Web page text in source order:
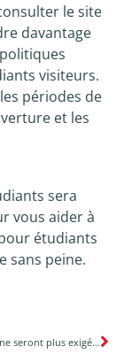
le site
davantage
visiteurs.
périodes de
et les
sera
vous aider à
étudiants
sans peine.
Les traductions ne seront plus exigées pour les relevés de notes universitaires